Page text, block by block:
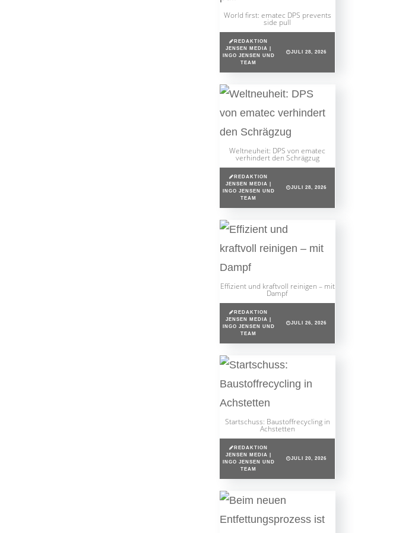
World first: ematec DPS prevents
side pull
REDAKTION
JENSEN MEDIA |
INGO JENSEN UND
TEAM
JULI 28, 2026
Weltneuheit: DPS von ematec
verhindert den Schrägzug
REDAKTION
JENSEN MEDIA |
INGO JENSEN UND
TEAM
JULI 28, 2026
Effizient und kraftvoll reinigen – mit
Dampf
REDAKTION
JENSEN MEDIA |
INGO JENSEN UND
TEAM
JULI 26, 2026
Startschuss: Baustoffrecycling in
Achstetten
REDAKTION
JENSEN MEDIA |
INGO JENSEN UND
TEAM
JULI 20, 2026